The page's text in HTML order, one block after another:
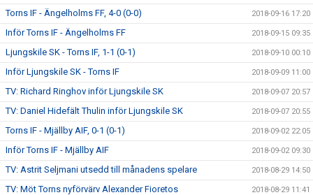
Torns IF - Ängelholms FF, 4-0 (0-0) 2018-09-16 17:20
Inför Torns IF - Ängelholms FF 2018-09-15 09:35
Ljungskile SK - Torns IF, 1-1 (0-1) 2018-09-10 00:10
Inför Ljungskile SK - Torns IF 2018-09-09 11:00
TV: Richard Ringhov inför Ljungskile SK 2018-09-07 20:57
TV: Daniel Hidefält Thulin inför Ljungskile SK 2018-09-07 20:55
Torns IF - Mjällby AIF, 0-1 (0-1) 2018-09-02 22:05
Inför Torns IF - Mjällby AIF 2018-09-02 09:30
TV: Astrit Seljmani utsedd till månadens spelare 2018-08-29 14:50
TV: Möt Torns nyförvärv Alexander Fioretos 2018-08-29 11:41